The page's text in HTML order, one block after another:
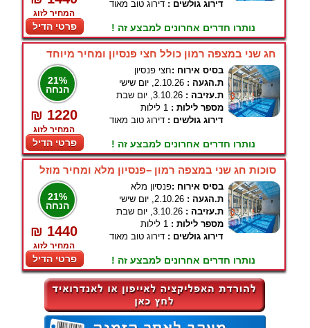
המחיר לזוג
פרטי הדיל
דירוג גולשים : דירוג טוב מאוד
נותרו חדרים אחרונים למבצע זה !
חג שני במצפה רמון כולל חצי פנסיון ומחיר מיוחד
21%
הנחה
₪ 1220
המחיר לזוג
פרטי הדיל
בסיס אירוח :חצי פנסיון
ת.הגעה : 2.10.26, יום שישי
ת.עזיבה : 3.10.26, יום שבת
מספר לילות : 1 לילות
דירוג גולשים : דירוג טוב מאוד
נותרו חדרים אחרונים למבצע זה !
סוכות חג שני במצפה רמון –פנסיון מלא ומחיר מוזל
21%
הנחה
₪ 1440
המחיר לזוג
פרטי הדיל
בסיס אירוח :פנסיון מלא
ת.הגעה : 2.10.26, יום שישי
ת.עזיבה : 3.10.26, יום שבת
מספר לילות : 1 לילות
דירוג גולשים : דירוג טוב מאוד
נותרו חדרים אחרונים למבצע זה !